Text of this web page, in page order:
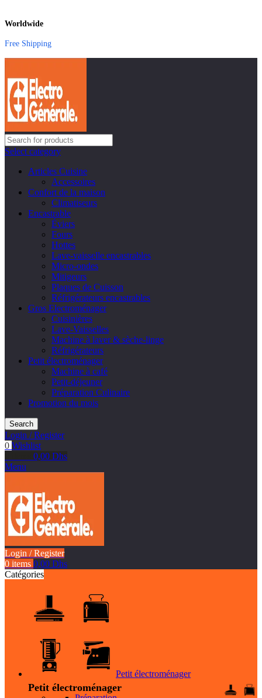
Worldwide
Free Shipping
Select category
Articles Cuisine
Accessoires
Confort de la maison
Climatiseurs
Encastrable
Éviers
Fours
Hottes
Lave-vaisselle encastrables
Micro-ondes
Mitigeurs
Plaques de Cuisson
Réfrigérateurs encastrables
Gros Electroménager
Cuisinières
Lave-Vaisselles
Machine à laver & sèche-linge
Réfrigérateurs
Petit électroménager
Machine à café
Petit-déjeuner
Préparation Culinaire
Promotion du mois
Search
Login / Register
0 Wishlist
0,00 Dhs
Menu
Login / Register
0 items 0,00 Dhs
Catégories
Petit électroménager
Petit électroménager